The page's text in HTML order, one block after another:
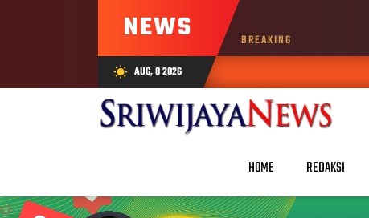
NEWS BREAKING
wb_sunny AUG, 8 2026
HOME REDAKSI